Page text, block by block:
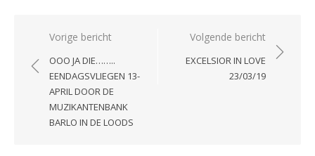
Bericht
navigatie
Vorige bericht
OOO JA DIE……..
EENDAGSVLIEGEN 13-
APRIL DOOR DE
MUZIKANTENBANK
BARLO IN DE LOODS
Volgende bericht
EXCELSIOR IN LOVE
23/03/19